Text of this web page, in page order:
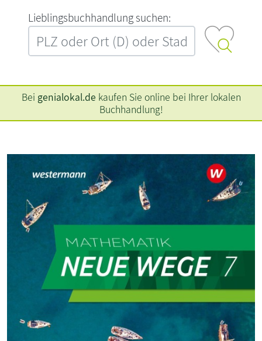
L‍i‍e‍b‍l‍i‍n‍g‍s‍b‍u‍c‍h‍h‍a‍n‍d‍l‍u‍n‍g‍ ‍s‍u‍c‍h‍e‍n‍:‍
Bei genialokal.de kaufen Sie online bei Ihrer lokalen
Buchhandlung!